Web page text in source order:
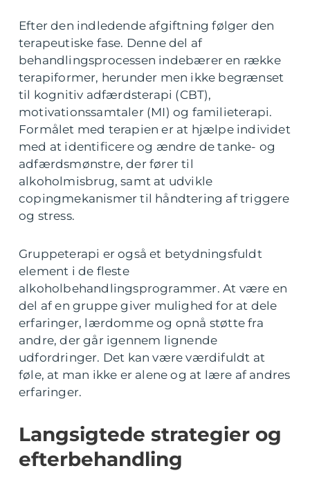
Efter den indledende afgiftning følger den
terapeutiske fase. Denne del af
behandlingsprocessen indebærer en række
terapiformer, herunder men ikke begrænset
til kognitiv adfærdsterapi (CBT),
motivationssamtaler (MI) og familieterapi.
Formålet med terapien er at hjælpe individet
med at identificere og ændre de tanke- og
adfærdsmønstre, der fører til
alkoholmisbrug, samt at udvikle
copingmekanismer til håndtering af triggere
og stress.
Gruppeterapi er også et betydningsfuldt
element i de fleste
alkoholbehandlingsprogrammer. At være en
del af en gruppe giver mulighed for at dele
erfaringer, lærdomme og opnå støtte fra
andre, der går igennem lignende
udfordringer. Det kan være værdifuldt at
føle, at man ikke er alene og at lære af andres
erfaringer.
Langsigtede strategier og
efterbehandling